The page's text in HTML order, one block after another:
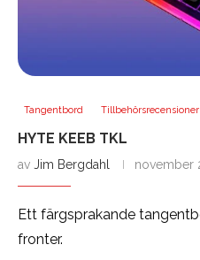
Tangentbord Tillbehörsrecensioner
HYTE KEEB TKL
av Jim Bergdahl november
Ett färgsprakande
fronter.